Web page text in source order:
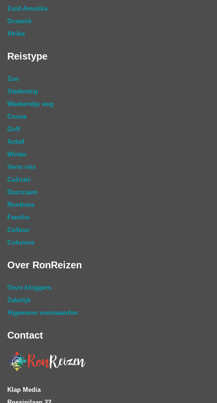
Zuid-Amerika
Oceanië
Afrika
Reistype
Zon
Stedentrip
Weekendje weg
Cruise
Golf
Actief
Winter
Verre reis
Culinair
Duurzaam
Rondreis
Familie
Cultuur
Columns
Over RonReizen
Onze bloggers
Zakelijk
Algemene voorwaarden
Contact
Klap Media